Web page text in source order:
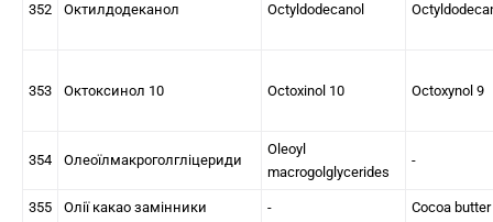
352 Октилдодеканол Octyldodecanol
353 Октоксинол 10 Octoxinol 10 Octoxynol 9
354 Олеоїлмакроголгліцериди
Oleoyl
macrogolglycerides
-
355 Олії какао замінники - Cocoa butter